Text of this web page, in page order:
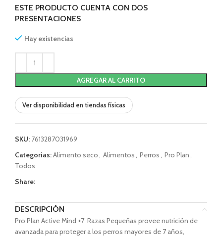
ESTE PRODUCTO CUENTA CON DOS
PRESENTACIONES
Hay existencias
AGREGAR AL CARRITO
Ver disponibilidad en tiendas físicas
SKU: 7613287031969
Categorías:Alimento seco, Alimentos, Perros, Pro Plan,
Todos
Share:
DESCRIPCIÓN
Pro Plan Active Mind +7 Razas Pequeñas provee nutrición de
avanzada para proteger a los perros mayores de 7 años,